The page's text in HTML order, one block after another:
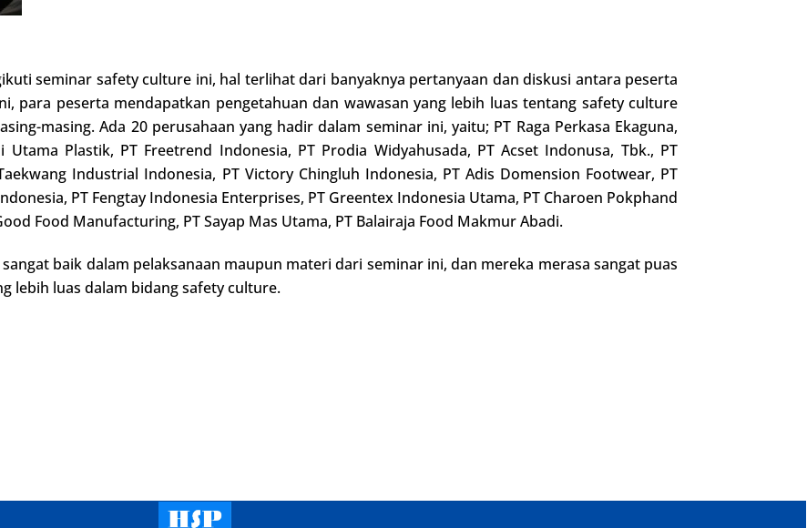
seminar safety culture ini, hal terlihat dari banyaknya pertanyaan dan diskusi antara peserta
para peserta mendapatkan pengetahuan dan wawasan yang lebih luas tentang safety culture
masing. Ada 20 perusahaan yang hadir dalam seminar ini, yaitu; PT Raga Perkasa Ekaguna,
Utama Plastik, PT Freetrend Indonesia, PT Prodia Widyahusada, PT Acset Indonusa, Tbk., PT
Industrial Indonesia, PT Victory Chingluh Indonesia, PT Adis Domension Footwear, PT
PT Fengtay Indonesia Enterprises, PT Greentex Indonesia Utama, PT Charoen Pokphand
Food Manufacturing, PT Sayap Mas Utama, PT Balairaja Food Makmur Abadi.
baik dalam pelaksanaan maupun materi dari seminar ini, dan mereka merasa sangat puas
lebih luas dalam bidang safety culture.